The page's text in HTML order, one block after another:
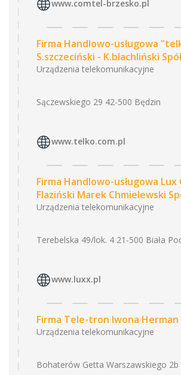
www.comtel-brzesko.pl
Firma Handlowo-usługowa
S.szczeciński - K.blachliński
Urządzenia telekomunikacyjne
Sączewskiego 29 42-500 Będzin
www.telko.com.pl
Firma Handlowo-usługowa Lux
Flaziński Marek Chmielewski
Urządzenia telekomunikacyjne
Terebelska 49/lok. 4 21-500 Biała
www.luxx.pl
Firma Tele-tron Iwona Herman
Urządzenia telekomunikacyjne
Bohaterów Getta Warszawskiego 2b